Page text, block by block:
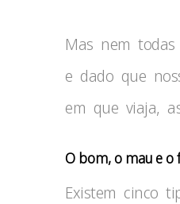
Mas nem
e dado que
em que viaja,
O bom, o mau e o
Existem cinco